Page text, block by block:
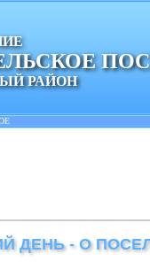
РАЙОН
ДЕНЬ - О